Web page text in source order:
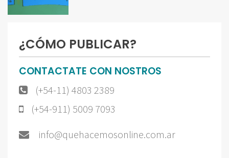
¿CÓMO PUBLICAR?
CONTACTATE CON NOSTROS
(+54-11) 4803 2389
(+54-911) 5009 7093
info@quehacemosonline.com.ar